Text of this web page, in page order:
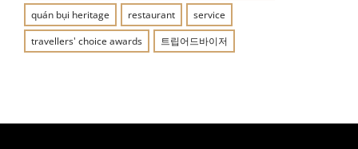
quán bụi heritage
restaurant
service
travellers' choice awards
트립어드바이저